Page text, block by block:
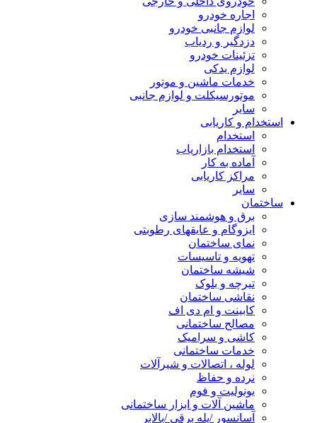
اجاره خودرو
لوازم جانبی خودرو
دزدگیر و ردیاب
تزئینات خودرو
لوازم یدکی
خدمات ماشین و موتور
موتورسیکلت و لوازم جانبی
سایر
استخدام و کاریابی
استخدام
استخدام بازاریاب
آماده به کار
مراکز کاریابی
سایر
ساختمان
برق و هوشمند سازی
ایزوگام و عایقهای رطوبتی
نمای ساختمان
تهویه و تاسیسات
شیشه ساختمان
تیرچه و بلوک
نقاشی ساختمان
کابینت و ام دی اف
مصالح ساختمانی
کاشی و سرامیک
خدمات ساختمانی
لوله ، اتصالات و شیرآلات
نرده و حفاظ
یونولیت و فوم
ماشین آلات و ابزار ساختمانی
آسانسور /پله برقی /بالابر